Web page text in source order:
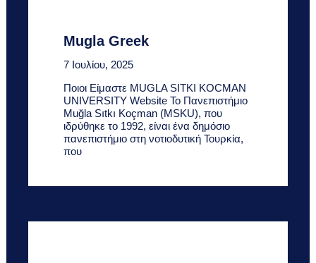
Mugla Greek
7 Ιουλίου, 2025
Ποιοι Είμαστε MUGLA SITKI KOCMAN
UNIVERSITY Website Το Πανεπιστήμιο
Muğla Sıtkı Koçman (MSKU), που
ιδρύθηκε το 1992, είναι ένα δημόσιο
πανεπιστήμιο στη νοτιοδυτική Τουρκία,
που